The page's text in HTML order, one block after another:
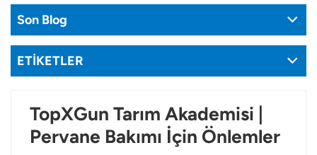
Son Blog
ETİKETLER
TopXGun Tarım Akademisi |
Pervane Bakımı İçin Önlemler